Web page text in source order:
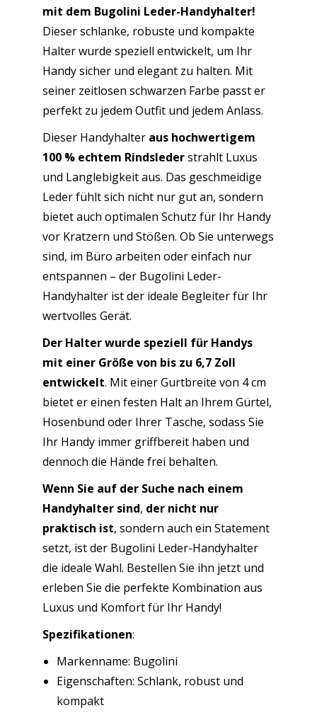
mit dem Bugolini Leder-Handyhalter!
Dieser schlanke, robuste und kompakte
Halter wurde speziell entwickelt, um Ihr
Handy sicher und elegant zu halten. Mit
seiner zeitlosen schwarzen Farbe passt er
perfekt zu jedem Outfit und jedem Anlass.
Dieser Handyhalter aus hochwertigem
100 % echtem Rindslederstrahlt Luxus
und Langlebigkeit aus. Das geschmeidige
Leder fühlt sich nicht nur gut an, sondern
bietet auch optimalen Schutz für Ihr Handy
vor Kratzern und Stößen. Ob Sie unterwegs
sind, im Büro arbeiten oder einfach nur
entspannen – der Bugolini Leder-
Handyhalter ist der ideale Begleiter für Ihr
wertvolles Gerät.
Der Halter wurde speziell für Handys
mit einer Größe von bis zu 6,7 Zoll
entwickelt. Mit einer Gurtbreite von 4 cm
bietet er einen festen Halt an Ihrem Gürtel,
Hosenbund oder Ihrer Tasche, sodass Sie
Ihr Handy immer griffbereit haben und
dennoch die Hände frei behalten.
Wenn Sie auf der Suche nach einem
Handyhalter sind, der nicht nur
praktisch ist, sondern auch ein Statement
setzt, ist der Bugolini Leder-Handyhalter
die ideale Wahl. Bestellen Sie ihn jetzt und
erleben Sie die perfekte Kombination aus
Luxus und Komfort für Ihr Handy!
Spezifikationen:
Markenname: Bugolini
Eigenschaften: Schlank, robust und
kompakt